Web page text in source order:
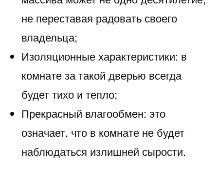
не переставая радовать своего
владельца;
Изоляционные характеристики: в
комнате за такой дверью всегда
будет тихо и тепло;
Прекрасный влагообмен: это
означает, что в комнате не будет
наблюдаться излишней сырости.